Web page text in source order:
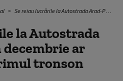
Se reiau lucrările la Autostrada Arad-Pecica. În decembrie ar putea fi gata primul tronson
la Autostrada
decembrie ar
tronson